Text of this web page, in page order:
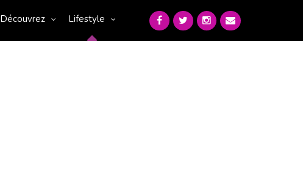
Découvrez Lifestyle